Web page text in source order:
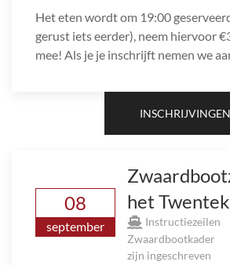
Het eten wordt om 19:00
gerust iets eerder), neem hiervoor
mee! Als je je inschrijft nemen we
08
september
het
Instructiezeilen
Zwaardbootkader
zijn ingeschreven